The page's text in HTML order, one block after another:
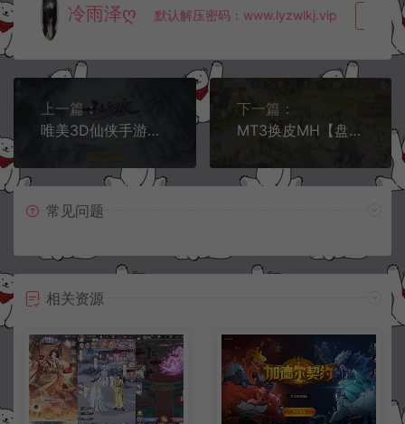
冷雨泽ღ 默认解压密码：www.lyzwlkj.vip 复
上一篇：
唯美3D仙侠手游【仙之痕】3月最新整理Linux手工服务端+多区+加解密工具+GM授权后台+安卓苹果双端+详细搭建教程
下一篇：
MT3换皮MH【盘古西游】4月最新整理Linux手工服务端+管理后台+GM后台+福利后台+安卓苹果双端+详细搭建教程
常见问题
相关资源